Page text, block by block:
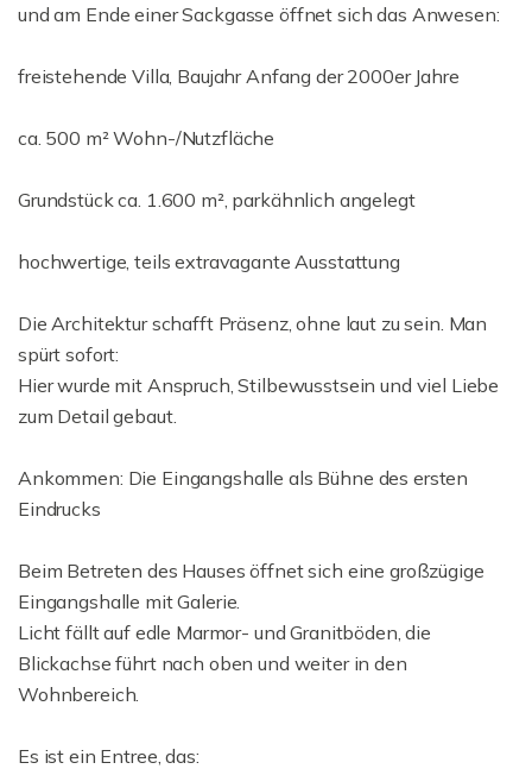
und am Ende einer Sackgasse öffnet sich das Anwesen:
freistehende Villa, Baujahr Anfang der 2000er Jahre
ca. 500 m² Wohn-/Nutzfläche
Grundstück ca. 1.600 m², parkähnlich angelegt
hochwertige, teils extravagante Ausstattung
Die Architektur schafft Präsenz, ohne laut zu sein. Man
spürt sofort:
Hier wurde mit Anspruch, Stilbewusstsein und viel Liebe
zum Detail gebaut.
Ankommen: Die Eingangshalle als Bühne des ersten
Eindrucks
Beim Betreten des Hauses öffnet sich eine großzügige
Eingangshalle mit Galerie.
Licht fällt auf edle Marmor- und Granitböden, die
Blickachse führt nach oben und weiter in den
Wohnbereich.
Es ist ein Entree, das: